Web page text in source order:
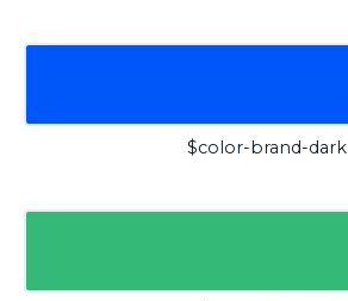
$color-brand-dark